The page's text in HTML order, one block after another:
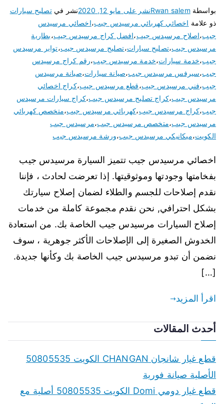
بواسطة Rwan salemنشر على مايو 12, 2020 نشر فيتصليح سيارات
ذو علامة اخصائي كهربائي مرسيدس جيب،اخصائي مرسيدس
جيب،اصلاح مرسيدس جيب،افضل كراج مرسيدس جيب،بطارية
مرسيدس جيب،تصليح سيارات،تصليح مرسيدس جيب،تواير مرسيدس
جيب،خدمة سيارات،خدمة مرسيدس جيب،رقم كراج مرسيدس
جيب،سيرفس مرسيدس جيب،صيانة سيارات،صيانة مرسيدس
جيب،فني مرسيدس جيب،قطع مرسيدس جيب،كراج اخصائي
مرسيدس جيب،كراج تصليح مرسيدس جيب،كراج سيارات مرسيدس
جيب،كراج مرسيدس جيب،كهربائي مرسيدس جيب،متخصص كهربائي
مرسيدس جيب،متخصص مرسيدس جيب،مرسيدس جيب
الكويت،ميكانيكي مرسيدس جيب،ورشة مرسيدس جيب
اخصائي مرسيدس جيب تتميز السيارة مرسيدس جيب
بفخامتها وجودتها وموثوقيتها. إذا تعرضت لحادث ، فإننا
نقدم إصلاحات للجسم والطلاء لضمان إصلاح سيارتك
بشكل احترافي, نحن نقدم مجموعة كاملة من خدمات
إصلاح السيارات مرسيدس جيب الخاصة بك. من استعادة
الخدوش الصغيرة إلى الإصلاحات الأكثر جوهرية ، سوف
نضمن أن تبدو مرسيدس جيب الخاصة بك وكأنها جديدة.
[…]
اقرأ المزيد
أحدث المقالات
قطع غيار شانجان CHANGAN الكويت 50805535
الأصلية صيانة فورية
قطع غيار دومي Domi الكويت 50805535 أصلية مع